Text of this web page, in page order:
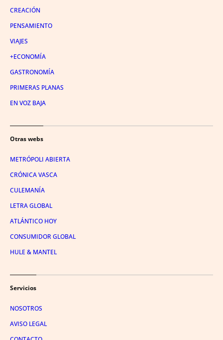
CREACIÓN
PENSAMIENTO
VIAJES
+ECONOMÍA
GASTRONOMÍA
PRIMERAS PLANAS
EN VOZ BAJA
Otras webs
METRÓPOLI ABIERTA
CRÓNICA VASCA
CULEMANÍA
LETRA GLOBAL
ATLÁNTICO HOY
CONSUMIDOR GLOBAL
HULE & MANTEL
Servicios
NOSOTROS
AVISO LEGAL